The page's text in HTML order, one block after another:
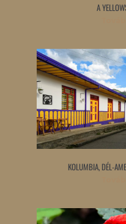
A
KOLUMBIA, DÉL-